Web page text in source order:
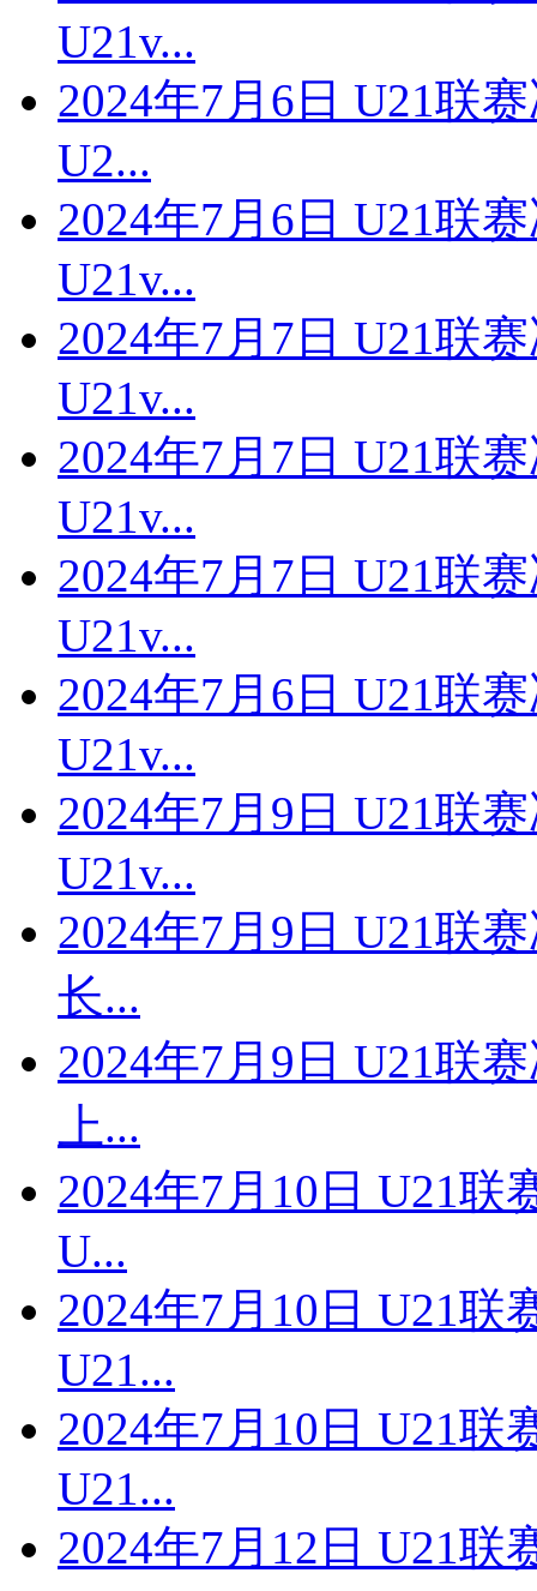
U21v...
2024年7月6日 U21联
U2...
2024年7月6日 U21联
U21v...
2024年7月7日 U21联
U21v...
2024年7月7日 U21联
U21v...
2024年7月7日 U21联
U21v...
2024年7月6日 U21联
U21v...
2024年7月9日 U21联
U21v...
2024年7月9日 U21联
长...
2024年7月9日 U21联
上...
2024年7月10日 U21联
U...
2024年7月10日 U21联
U21...
2024年7月10日 U21联
U21...
2024年7月12日 U21联